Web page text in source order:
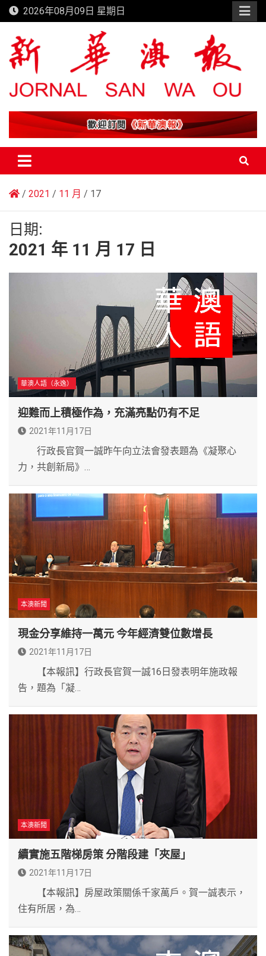
Skip
to
content
2026年08月09日 星期日
新華澳報
2021 11 月 17
日期:
2021 年 11 月 17 日
華澳人語（永逸）
迎難而上積極作為，充滿亮點仍有不足
2021年11月17日
行政長官賀一誠昨午向立法會發表題為《凝聚心
力，共創新局》…
本澳新聞
現金分享維持一萬元 今年經濟雙位數增長
2021年11月17日
【本報訊】行政長官賀一誠16日發表明年施政報
告，題為「凝…
本澳新聞
續實施五階梯房策 分階段建「夾屋」
2021年11月17日
【本報訊】房屋政策關係千家萬戶。賀一誠表示，
住有所居，為…